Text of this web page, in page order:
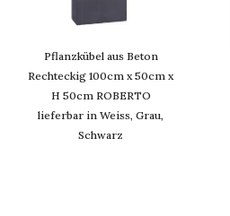
Pflanzkübel aus Beton
Rechteckig 100cm x 50cm x
H 50cm ROBERTO
lieferbar in Weiss, Grau,
Schwarz